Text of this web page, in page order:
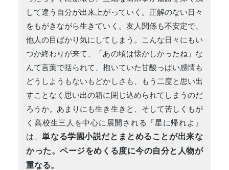
して違う自分が出来上がっていく。正解のない日々
をもがきながら生きていく。友人関係も不安定で、
他人の目ばかり気にしてしまう。こんな日々にもい
つか終わりが来て、「あの頃は懐かしかったね」な
んて言葉で括られて、抱いていた甘酸っぱい感情も
どうしようもないもどかしさも、もう二度と思い出
すことなく思い出の箱に閉じ込められてしまうのだ
ろうか。あまりにも生き生きと、そして苦しくもが
く高校生三人を中心に展開される『星に帰れよ』
は、単なる学園小説だとまとめることが出来な
かった。ページをめくる度に今の自分と人物が
重なる。